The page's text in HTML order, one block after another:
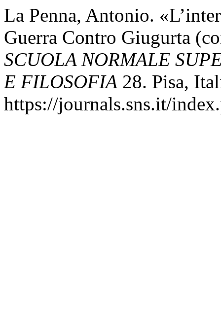
La Penna, Antonio.
Guerra Contro Giugurta
SCUOLA NORMALE
E FILOSOFIA 28. Pisa,
https://journals.sns.it/